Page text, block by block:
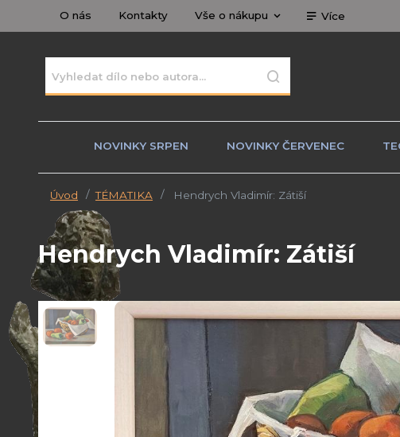
O nás Kontakty Vše o nákupu Více
NOVINKY SRPEN NOVINKY ČERVENEC
Úvod TÉMATIKA Hendrych Vladimír: Zátiší
Hendrych Vladimír: Zátiší